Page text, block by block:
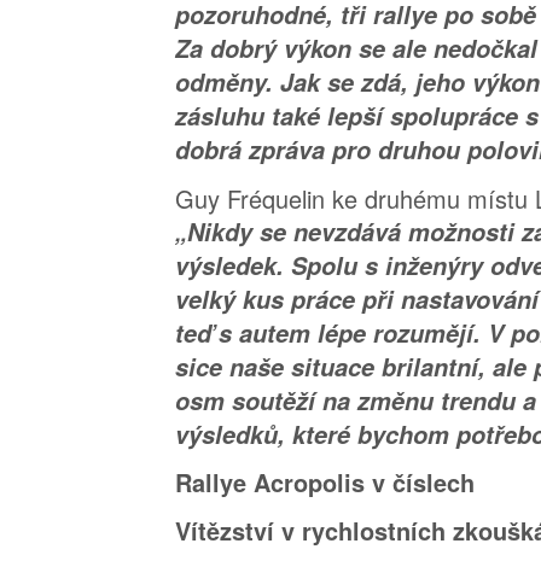
pozoruhodné, tři rallye po
Za dobrý výkon se ale
odměny. Jak se zdá, jeho
zásluhu také lepší spolupráce
dobrá zpráva pro druhou
Guy Fréquelin ke druhému místu
„Nikdy se nevzdává možnosti
výsledek. Spolu s inženýry
velký kus práce při
teď s autem lépe rozumějí. V
sice naše situace brilantní, ale
osm soutěží na změnu trendu
výsledků, které bychom
Rallye Acropolis v číslech
Vítězství v rychlostních